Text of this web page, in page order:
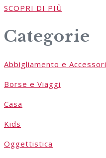
SCOPRI DI PIÙ
Categorie
Abbigliamento e Accessori
Borse e Viaggi
Casa
Kids
Oggettistica